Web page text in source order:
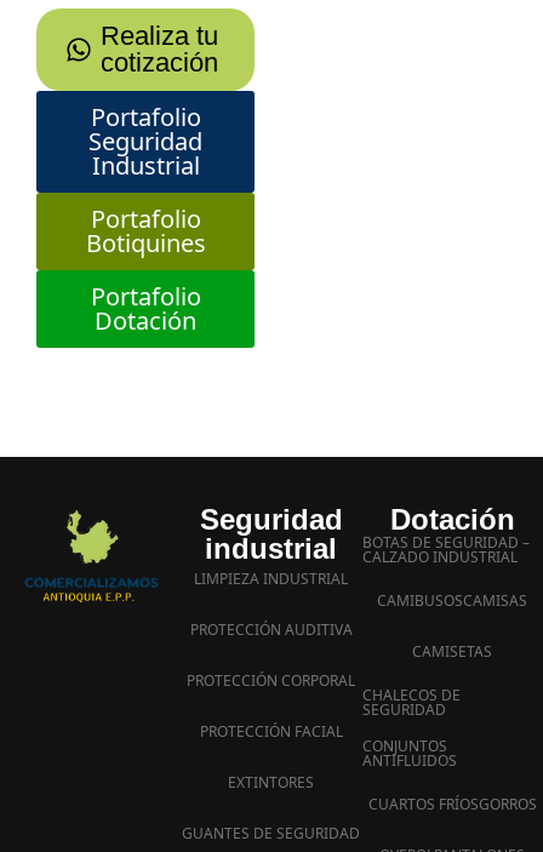
Realiza tu
cotización
Portafolio
Seguridad
Industrial
Portafolio
Botiquines
Portafolio
Dotación
Seguridad
industrial
LIMPIEZA INDUSTRIAL
PROTECCIÓN AUDITIVA
PROTECCIÓN CORPORAL
PROTECCIÓN FACIAL
EXTINTORES
GUANTES DE SEGURIDAD
Dotación
BOTAS DE SEGURIDAD –
CALZADO INDUSTRIAL
CAMIBUSOSCAMISAS
CAMISETAS
CHALECOS DE
SEGURIDAD
CONJUNTOS
ANTIFLUIDOS
CUARTOS FRÍOSGORROS